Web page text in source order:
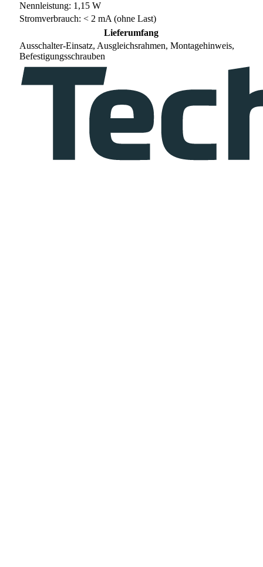
Nennleistung: 1,15 W
Stromverbrauch: < 2 mA (ohne Last)
Lieferumfang
Ausschalter-Einsatz, Ausgleichsrahmen, Montagehinweis,
Befestigungsschrauben